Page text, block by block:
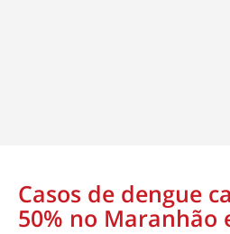
Casos de dengue
50% no Maranhão